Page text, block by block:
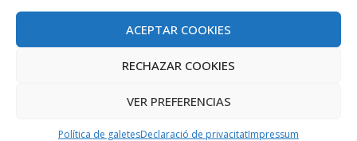
ACEPTAR COOKIES
RECHAZAR COOKIES
VER PREFERENCIAS
Política de galetesDeclaració de privacitatImpressum
PROJECTE COFINANÇAT PEL FONS SOCIAL EUROPEU